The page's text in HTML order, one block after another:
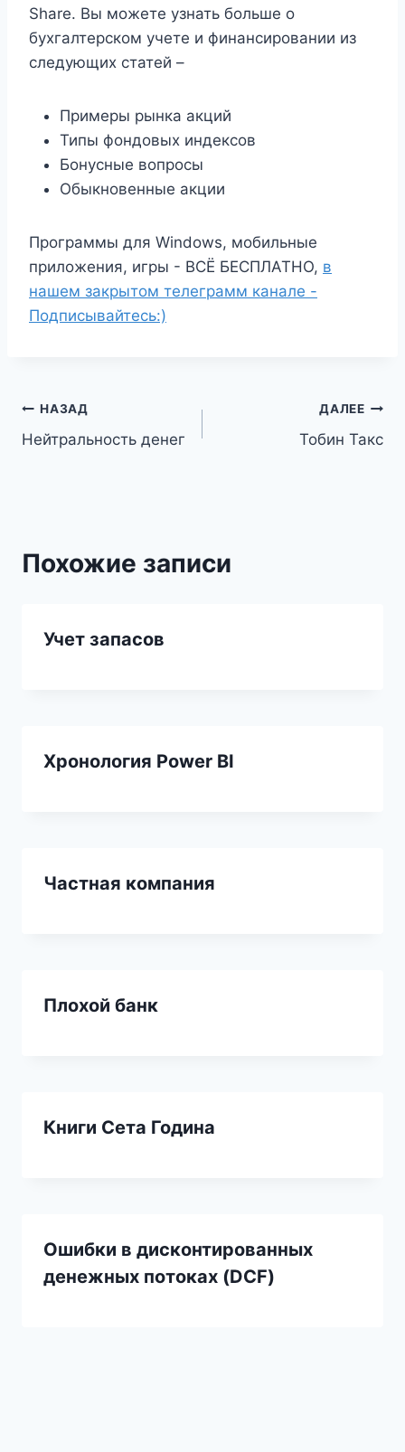
Share. Вы можете узнать больше о
бухгалтерском учете и финансировании из
следующих статей –
Примеры рынка акций
Типы фондовых индексов
Бонусные вопросы
Обыкновенные акции
Программы для Windows, мобильные
приложения, игры - ВСЁ БЕСПЛАТНО, в
нашем закрытом телеграмм канале -
Подписывайтесь:)
Навигация
по
НАЗАД
Нейтральность денег
ДАЛЕЕ
Тобин Такс
Похожие записи
Учет запасов
Хронология Power BI
Частная компания
Плохой банк
Книги Сета Година
Ошибки в дисконтированных
денежных потоках (DCF)